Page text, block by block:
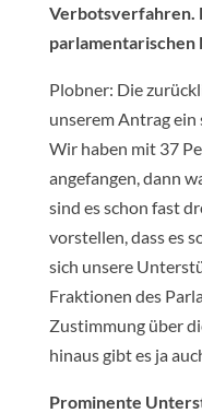
Verbotsverfahren.
Plobner: Die
unserem Antrag ein
Wir haben mit 37
angefangen, dann
sind es schon fast
vorstellen, dass es
sich unsere
Fraktionen des
Zustimmung über
hinaus gibt es ja
Prominente